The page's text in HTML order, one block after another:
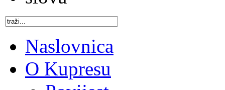
Naslovnica
O Kupresu